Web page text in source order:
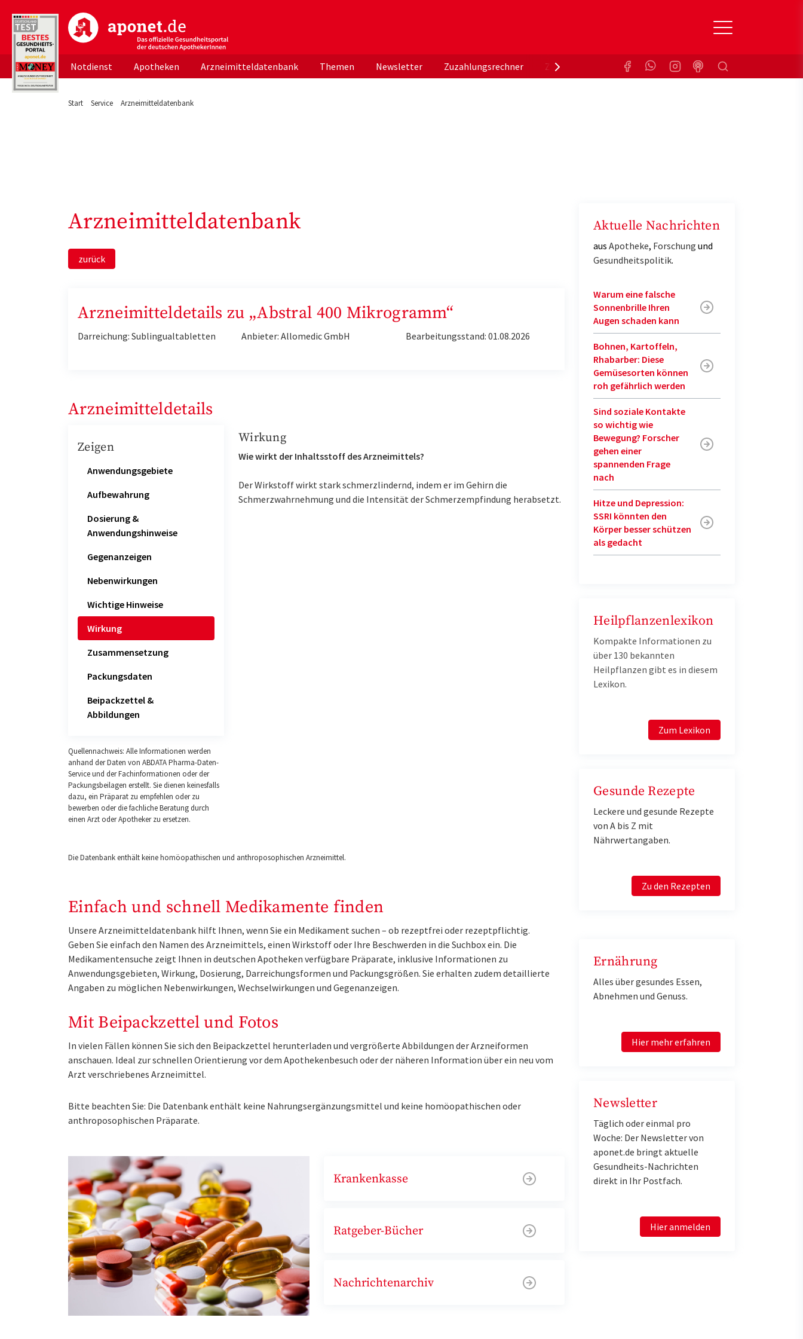
aponet.de - Das offizielle Gesundheitsportal der deutschen ApothekerInnen
Notdienst Apotheken Arzneimitteldatenbank Themen Newsletter Zuzahlungsrechner Zuzahlungsbefreiung KrankenkasseSuchen
Start Service Arzneimitteldatenbank
Arzneimitteldatenbank
zurück
Arzneimitteldetails zu „Abstral 400 Mikrogramm“
Darreichung: Sublingualtabletten Anbieter: Allomedic GmbH Bearbeitungsstand: 01.08.2026
Arzneimitteldetails
Zeigen
Anwendungsgebiete
Aufbewahrung
Dosierung &
Anwendungshinweise
Gegenanzeigen
Nebenwirkungen
Wichtige Hinweise
Wirkung
Zusammensetzung
Packungsdaten
Beipackzettel &
Abbildungen
Quellennachweis: Alle Informationen werden
anhand der Daten von ABDATA Pharma-Daten-
Service und der Fachinformationen oder der
Packungsbeilagen erstellt. Sie dienen keinesfalls
dazu, ein Präparat zu empfehlen oder zu
bewerben oder die fachliche Beratung durch
einen Arzt oder Apotheker zu ersetzen.
Wirkung
Wie wirkt der Inhaltsstoff des Arzneimittels?
Der Wirkstoff wirkt stark schmerzlindernd, indem er im Gehirn die
Schmerzwahrnehmung und die Intensität der Schmerzempfindung herabsetzt.
Die Datenbank enthält keine homöopathischen und anthroposophischen Arzneimittel.
Einfach und schnell Medikamente finden
Unsere Arzneimitteldatenbank hilft Ihnen, wenn Sie ein Medikament suchen – ob rezeptfrei oder rezeptpflichtig.
Geben Sie einfach den Namen des Arzneimittels, einen Wirkstoff oder Ihre Beschwerden in die Suchbox ein. Die
Medikamentensuche zeigt Ihnen in deutschen Apotheken verfügbare Präparate, inklusive Informationen zu
Anwendungsgebieten, Wirkung, Dosierung, Darreichungsformen und Packungsgrößen. Sie erhalten zudem detaillierte
Angaben zu möglichen Nebenwirkungen, Wechselwirkungen und Gegenanzeigen.
Mit Beipackzettel und Fotos
In vielen Fällen können Sie sich den Beipackzettel herunterladen und vergrößerte Abbildungen der Arzneiformen
anschauen. Ideal zur schnellen Orientierung vor dem Apothekenbesuch oder der näheren Information über ein neu vom
Arzt verschriebenes Arzneimittel.
Bitte beachten Sie: Die Datenbank enthält keine Nahrungsergänzungsmittel und keine homöopathischen oder
anthroposophischen Präparate.
Krankenkasse
Ratgeber-Bücher
Nachrichtenarchiv
Aktuelle Nachrichten
aus Apotheke, Forschung und
Gesundheitspolitik.
Warum eine falsche
Sonnenbrille Ihren
Augen schaden kann
Bohnen, Kartoffeln,
Rhabarber: Diese
Gemüsesorten können
roh gefährlich werden
Sind soziale Kontakte
so wichtig wie
Bewegung? Forscher
gehen einer
spannenden Frage
nach
Hitze und Depression:
SSRI könnten den
Körper besser schützen
als gedacht
Heilpflanzenlexikon
Kompakte Informationen zu
über 130 bekannten
Heilpflanzen gibt es in diesem
Lexikon.
Zum Lexikon
Gesunde Rezepte
Leckere und gesunde Rezepte
von A bis Z mit
Nährwertangaben.
Zu den Rezepten
Ernährung
Alles über gesundes Essen,
Abnehmen und Genuss.
Hier mehr erfahren
Newsletter
Täglich oder einmal pro
Woche: Der Newsletter von
aponet.de bringt aktuelle
Gesundheits-Nachrichten
direkt in Ihr Postfach.
Hier anmelden